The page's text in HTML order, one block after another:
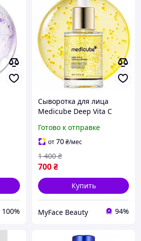
100%
Сыворотка для лица
Medicube Deep Vita C
витамином С и
ниацинамидом Green
Technology
Готово к отправке
от70₴/мес
700₴
1 400 ₴
Купить
MyFace Beauty 94%